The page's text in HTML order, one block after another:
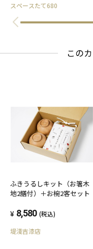
スペースたて680
この
ふきうるしキット（お箸木
地2膳付）＋お椀2客セット
8,580 (税込)
堤淺吉漆店